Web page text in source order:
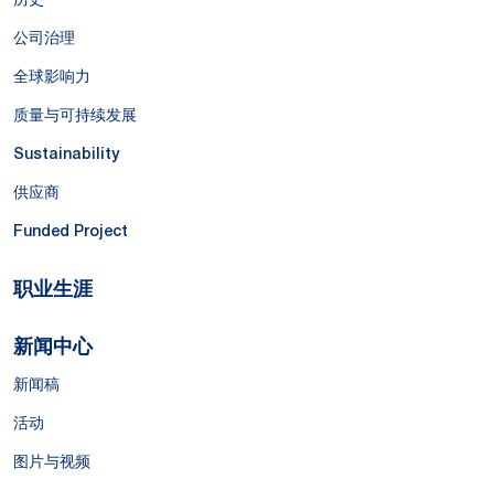
公司治理
全球影响力
质量与可持续发展
Sustainability
供应商
Funded Project
职业生涯
新闻中心
新闻稿
活动
图片与视频